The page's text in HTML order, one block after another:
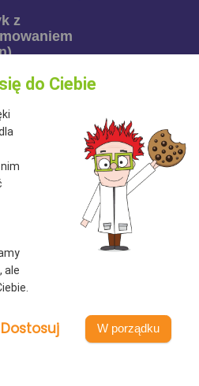
do Ciebie
ale
W porządku
z
programowaniem
naszego zespołu w
/DrTusz